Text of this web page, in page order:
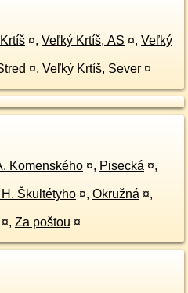
¤, Veľký Krtíš, AS ¤, Veľký
¤, Veľký Krtíš, Sever ¤
Komenského ¤, Pisecká ¤,
Škultétyho ¤, Okružná ¤,
¤, Za poštou ¤